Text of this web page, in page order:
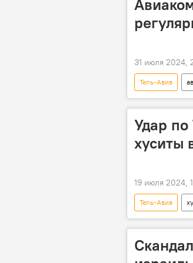
31 июля 2024,
Тель-Авив
Удар
хуситы
19 июля 2024,
Тель-Авив